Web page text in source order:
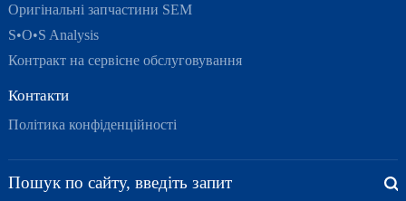
Оригінальні запчастини SEM
S•O•S Analysis
Контракт на сервісне обслуговування
Контакти
Політика конфіденційності